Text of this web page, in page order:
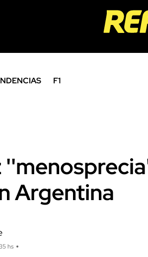
F1
Argentina
hs